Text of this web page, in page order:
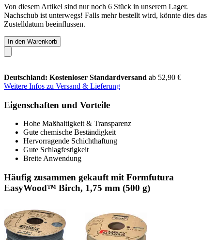
Von diesem Artikel sind nur noch 6 Stück in unserem Lager.
Nachschub ist unterwegs! Falls mehr bestellt wird, könnte dies das
Zustelldatum beeinflussen.
In den Warenkorb
Deutschland: Kostenloser Standardversand ab 52,90 €
Weitere Infos zu Versand & Lieferung
Eigenschaften und Vorteile
Hohe Maßhaltigkeit & Transparenz
Gute chemische Beständigkeit
Hervorragende Schichthaftung
Gute Schlagfestigkeit
Breite Anwendung
Häufig zusammen gekauft mit Formfutura
EasyWood™ Birch, 1,75 mm (500 g)